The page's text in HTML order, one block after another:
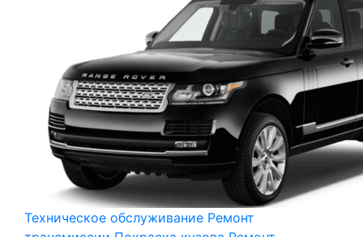
Техническое обслуживание Ремонт